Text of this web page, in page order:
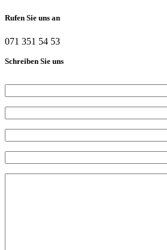
Rufen Sie uns an
071 351 54 53
Schreiben Sie uns